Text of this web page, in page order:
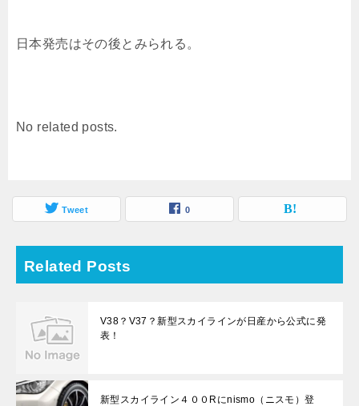
日本発売はその後とみられる。
No related posts.
Tweet 0
Related Posts
V38？V37？新型スカイラインが日産から公式に発
表！
新型スカイライン４００Rにnismo（ニスモ）登